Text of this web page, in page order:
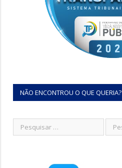
NÃO ENCONTROU O QUE QUERIA?